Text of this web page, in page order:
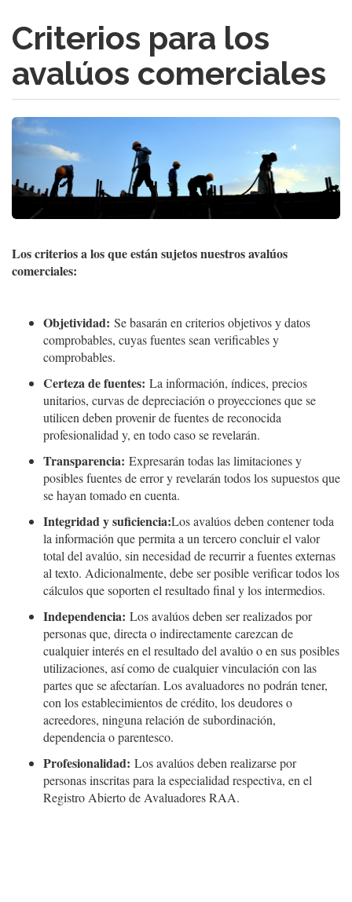
Criterios para los
avalúos comerciales
Los criterios a los que están sujetos nuestros avalúos
comerciales:
Objetividad: Se basarán en criterios objetivos y datos
comprobables, cuyas fuentes sean verificables y
comprobables.
Certeza de fuentes: La información, índices, precios
unitarios, curvas de depreciación o proyecciones que se
utilicen deben provenir de fuentes de reconocida
profesionalidad y, en todo caso se revelarán.
Transparencia: Expresarán todas las limitaciones y
posibles fuentes de error y revelarán todos los supuestos que
se hayan tomado en cuenta.
Integridad y suficiencia:Los avalúos deben contener toda
la información que permita a un tercero concluir el valor
total del avalúo, sin necesidad de recurrir a fuentes externas
al texto. Adicionalmente, debe ser posible verificar todos los
cálculos que soporten el resultado final y los intermedios.
Independencia: Los avalúos deben ser realizados por
personas que, directa o indirectamente carezcan de
cualquier interés en el resultado del avalúo o en sus posibles
utilizaciones, así como de cualquier vinculación con las
partes que se afectarían. Los avaluadores no podrán tener,
con los establecimientos de crédito, los deudores o
acreedores, ninguna relación de subordinación,
dependencia o parentesco.
Profesionalidad: Los avalúos deben realizarse por
personas inscritas para la especialidad respectiva, en el
Registro Abierto de Avaluadores RAA.